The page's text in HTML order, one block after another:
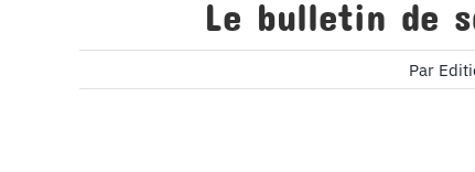
Le bulletin de
Par